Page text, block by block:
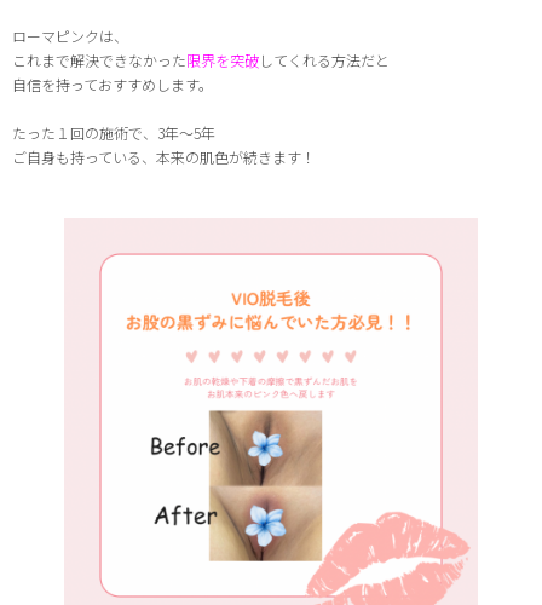
ローマピンクは、
これまで解決できなかった限界を突破してくれる方法だと
自信を持っておすすめします。
たった１回の施術で、3年〜5年
ご自身も持っている、本来の肌色が続きます ！